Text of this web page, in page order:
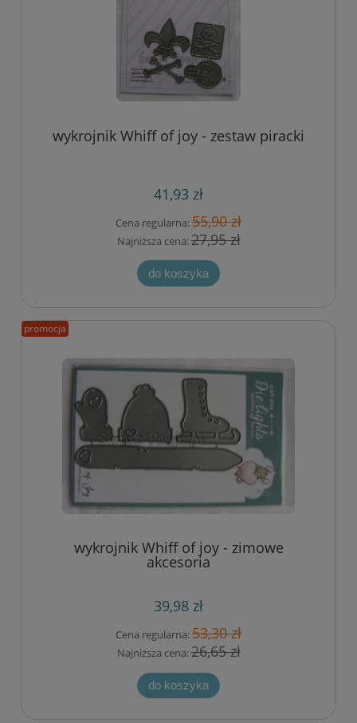
wykrojnik Whiff of joy - zestaw piracki
41,93 zł
Cena regularna:55,90 zł
Najniższa cena:27,95 zł
do koszyka
wykrojnik Whiff of joy - zimowe
akcesoria
39,98 zł
Cena regularna:53,30 zł
Najniższa cena:26,65 zł
do koszyka
promocja